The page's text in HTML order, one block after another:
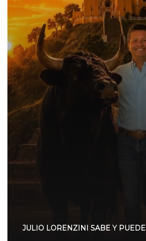
JULIO LORENZINI SABE Y PUEDE